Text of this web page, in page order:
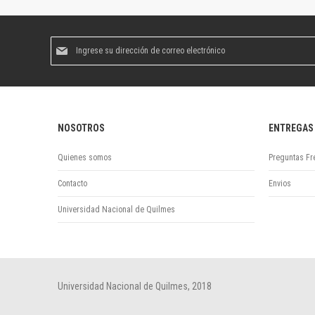
boletín
NOSOTROS
Quienes somos
Contacto
Universidad Nacional de Quilmes
ENTREGAS
Preguntas
Envios
Universidad Nacional de Quilmes, 2018